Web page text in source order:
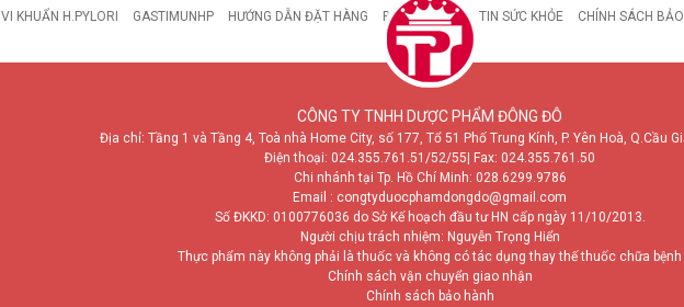
VI KHUẨN H.PYLORI GASTIMUNHP HƯỚNG DẪN ĐẶT HÀNG BỆNH DẠ DÀY TIN SỨC KHỎE CHÍNH SÁCH
CÔNG TY TNHH DƯỢC PHẨM ĐÔNG ĐÔ
Địa chỉ: Tầng 1 và Tầng 4, Toà nhà Home City, số 177, Tổ 51 Phố Trung Kính, P. Yên Hoà, Q.Cầu
Điện thoại: 024.355.761.51/52/55 | Fax: 024.355.761.50
Chi nhánh tại Tp. Hồ Chí Minh: 028.6299.9786
Email : congtyduocphamdongdo@gmail.com
Số ĐKKD: 0100776036 do Sở Kế hoạch đầu tư HN cấp ngày 11/10/2013.
Người chịu trách nhiệm: Nguyễn Trọng Hiển
Thực phẩm này không phải là thuốc và không có tác dụng thay thế thuốc chữa bệnh
Chính sách vận chuyển giao nhận
Chính sách bảo hành